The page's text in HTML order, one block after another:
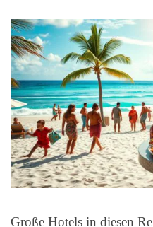
Große Hotels in diesen